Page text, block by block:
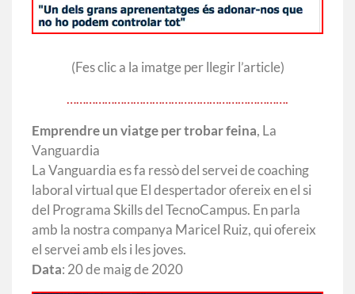
(Fes clic a la imatge per llegir l’article)
…………………………………………………………….
Emprendre un viatge per trobar feina, La
Vanguardia
La Vanguardia es fa ressò del servei de coaching
laboral virtual que El despertador ofereix en el si
del Programa Skills del TecnoCampus. En parla
amb la nostra companya Maricel Ruiz, qui ofereix
el servei amb els i les joves.
Data: 20 de maig de 2020